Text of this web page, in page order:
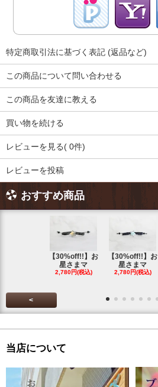
特定商取引法に基づく表記 (返品など)
この商品について問い合わせる
この商品を友達に教える
買い物を続ける
レビューを見る( 0件)
レビューを投稿
おすすめ商品
【30%off!!】お
星さまマ
2,780円(税込)
【30%off!!】お
星さまマ
2,780円(税込)
<
当店について